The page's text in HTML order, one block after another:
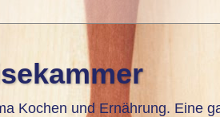
Kochen und Ernährung. Eine